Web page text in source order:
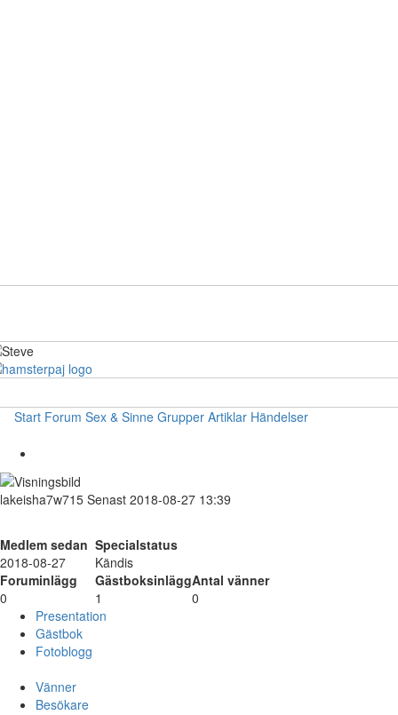
Start Forum Sex & Sinne Grupper Artiklar Händelser
lakeisha7w715 Senast 2018-08-27 13:39
Medlem sedan Specialstatus
2018-08-27
Kändis
Foruminlägg
GästboksinläggAntal vänner
0
1
0
Presentation
Gästbok
Fotoblogg
Vänner
Besökare